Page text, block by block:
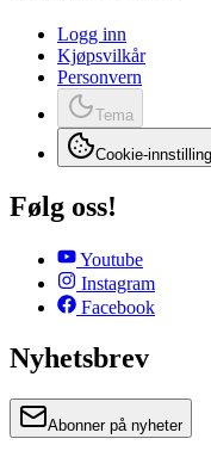
Logg inn
Kjøpsvilkår
Personvern
Tema
Cookie-
Følg oss!
Youtube
Instagram
Facebook
Nyhetsbrev
Abonner på nyheter